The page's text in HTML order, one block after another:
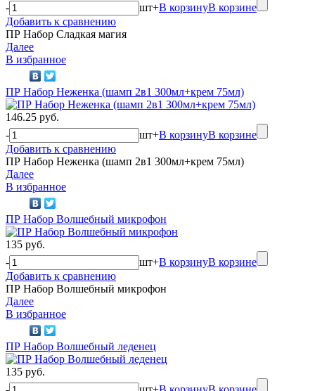
-
шт+В корзинуВ корзине
Добавить к сравнению
ПР Набор Сладкая магия
Далее
В избранное
ПР Набор Неженка (шамп 2в1 300мл+крем 75мл)
146.25 руб.
-
шт+В корзинуВ корзине
Добавить к сравнению
ПР Набор Неженка (шамп 2в1 300мл+крем 75мл)
Далее
В избранное
ПР Набор Волшебный микрофон
135 руб.
-
шт+В корзинуВ корзине
Добавить к сравнению
ПР Набор Волшебный микрофон
Далее
В избранное
ПР Набор Волшебный леденец
135 руб.